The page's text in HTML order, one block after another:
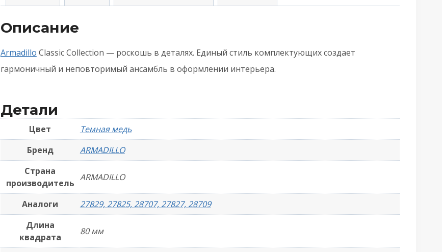
ABL-
18
медь
Описание
Armadillo Classic Collection — роскошь в деталях. Единый стиль комплектующих создает
гармоничный и неповторимый ансамбль в оформлении интерьера.
Детали
Цвет
Темная медь
Бренд
ARMADILLO
Страна
производитель
ARMADILLO
Аналоги
27829, 27825, 28707, 27827, 28709
Длина
квадрата
80 мм